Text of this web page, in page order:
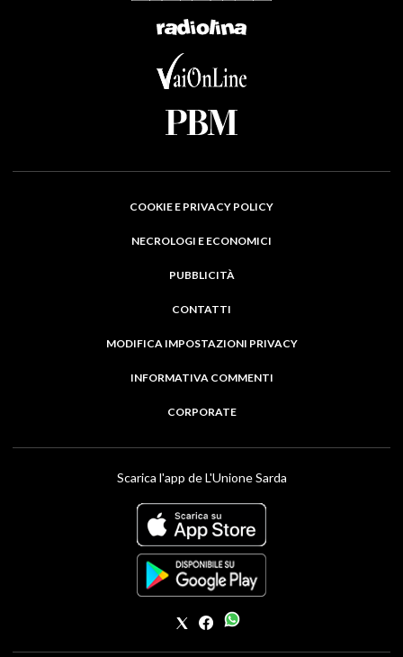
COOKIE E PRIVACY POLICY
NECROLOGI E ECONOMICI
PUBBLICITÀ
CONTATTI
MODIFICA IMPOSTAZIONI PRIVACY
INFORMATIVA COMMENTI
CORPORATE
Scarica l'app de L'Unione Sarda